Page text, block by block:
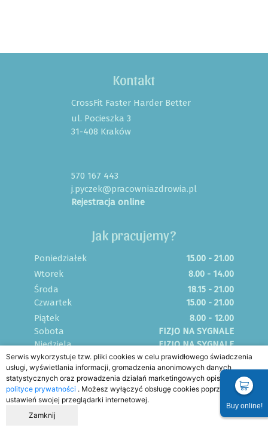
Jak pracujemy?
Poniedziałek
15.00 - 21.00
Wtorek
8.00 - 14.00
Środa
18.15 - 21.00
Czwartek
15.00 - 21.00
Piątek
8.00 - 12.00
Sobota
FIZJO NA SYGNALE
Niedziela
FIZJO NA SYGNALE
Kontakt
CrossFit Faster Harder Better
ul. Pocieszka 3
31-408 Kraków
570 167 443
j.pyczek@pracowniazdrowia.pl
Rejestracja online
Copyright by RedRockS © 2026. All rights reserved
Home FAQ Blog Regulamin
Serwis wykorzystuje tzw. pliki cookies w celu prawidłowego świadczenia
usługi, wyświetlania informacji, gromadzenia anonimowych danych
statystycznych oraz prowadzenia działań marketingowych opisanych w
polityce prywatności . Możesz wyłączyć obsługę cookies poprzez zmianę
ustawień swojej przeglądarki internetowej.
Zamknij
Buy online!